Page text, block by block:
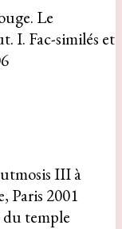
Le
I. Fac-similés et
III à
Paris 2001
temple